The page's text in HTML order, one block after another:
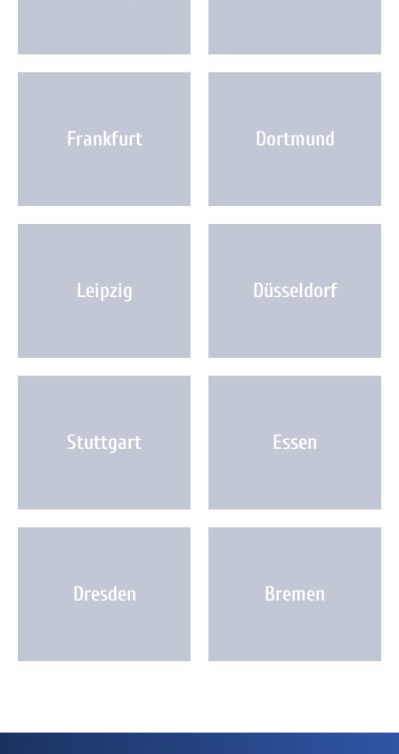
Frankfurt Dortmund
Leipzig Düsseldorf
Stuttgart Essen
Dresden Bremen